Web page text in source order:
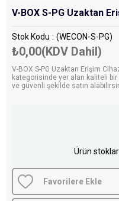
V-BOX S-PG Uzaktan
Stok Kodu (WECON-S-PG)
₺0,00(KDV Dahil)
V-BOX S-PG Uzaktan Erişim
kategorisinde yer alan kaliteli bir
ve güvenli şekilde satın
Ürün
Favorilere Ekle